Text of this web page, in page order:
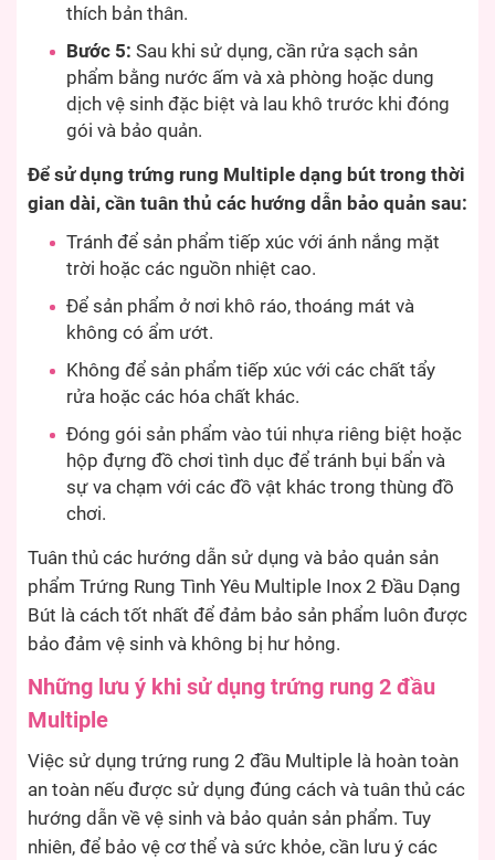
thích bản thân.
Bước 5: Sau khi sử dụng, cần rửa sạch sản
phẩm bằng nước ấm và xà phòng hoặc dung
dịch vệ sinh đặc biệt và lau khô trước khi đóng
gói và bảo quản.
Để sử dụng trứng rung Multiple dạng bút trong thời
gian dài, cần tuân thủ các hướng dẫn bảo quản sau:
Tránh để sản phẩm tiếp xúc với ánh nắng mặt
trời hoặc các nguồn nhiệt cao.
Để sản phẩm ở nơi khô ráo, thoáng mát và
không có ẩm ướt.
Không để sản phẩm tiếp xúc với các chất tẩy
rửa hoặc các hóa chất khác.
Đóng gói sản phẩm vào túi nhựa riêng biệt hoặc
hộp đựng đồ chơi tình dục để tránh bụi bẩn và
sự va chạm với các đồ vật khác trong thùng đồ
chơi.
Tuân thủ các hướng dẫn sử dụng và bảo quản sản
phẩm Trứng Rung Tình Yêu Multiple Inox 2 Đầu Dạng
Bút là cách tốt nhất để đảm bảo sản phẩm luôn được
bảo đảm vệ sinh và không bị hư hỏng.
Những lưu ý khi sử dụng trứng rung 2 đầu
Multiple
Việc sử dụng trứng rung 2 đầu Multiple là hoàn toàn
an toàn nếu được sử dụng đúng cách và tuân thủ các
hướng dẫn về vệ sinh và bảo quản sản phẩm. Tuy
nhiên, để bảo vệ cơ thể và sức khỏe, cần lưu ý các